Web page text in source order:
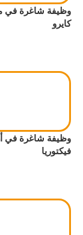
وظيفة شاغرة في
كايرو
وظيفة شاغرة في
فيكتوريا